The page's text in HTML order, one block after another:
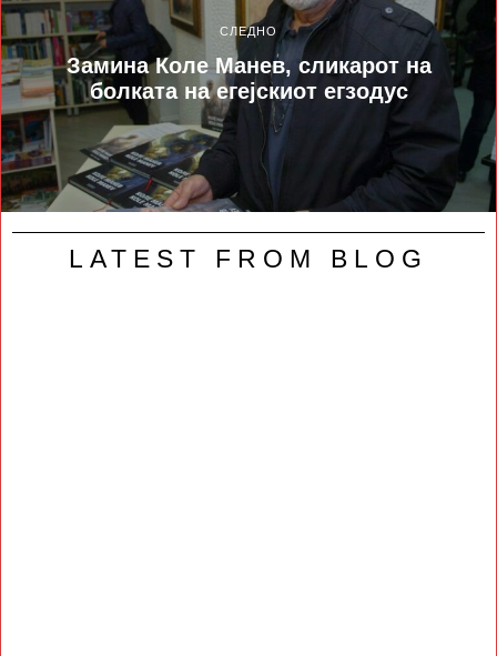
СЛЕДНО
Замина Коле Манев, сликарот на
болката на егејскиот егзодус
LATEST FROM BLOG